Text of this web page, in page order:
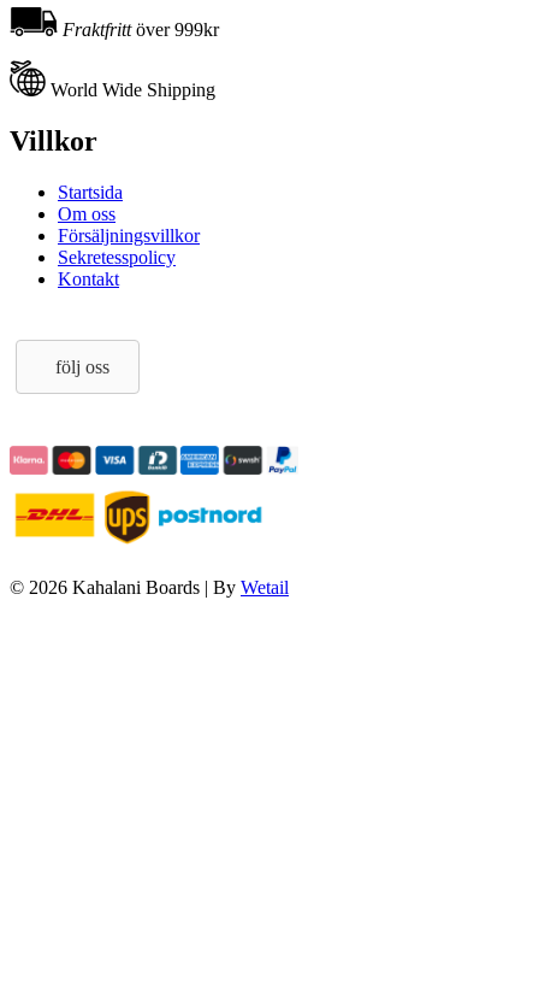
Fraktfrittöver 999kr
World Wide Shipping
Villkor
Startsida
Om oss
Försäljningsvillkor
Sekretesspolicy
Kontakt
följ oss
© 2026 Kahalani Boards | By Wetail